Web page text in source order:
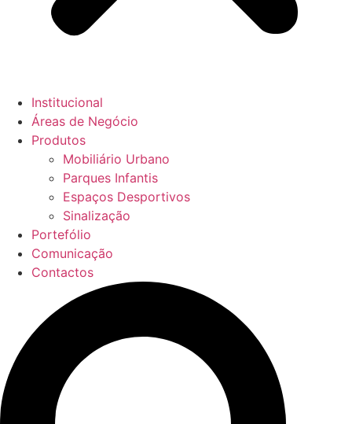
Institucional
Áreas de Negócio
Produtos
Mobiliário Urbano
Parques Infantis
Espaços Desportivos
Sinalização
Portefólio
Comunicação
Contactos